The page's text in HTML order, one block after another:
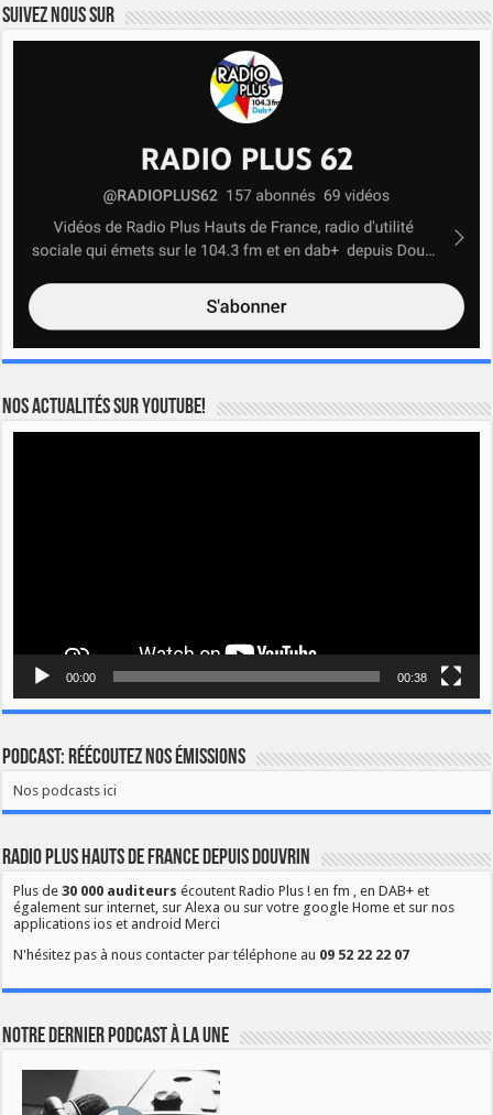
Suivez nous sur
Nos actualités sur YOUTUBE!
00:00 00:38
Podcast: Réécoutez nos émissions
Nos podcasts ici
Radio Plus Hauts de France depuis Douvrin
Plus de30 000 auditeurs écoutent Radio Plus ! en fm , en DAB+ et
également sur internet, sur Alexa ou sur votre google Home et sur nos
applications ios et android Merci
N'hésitez pas à nous contacter par téléphone au 09 52 22 22 07
Notre dernier podcast à la une